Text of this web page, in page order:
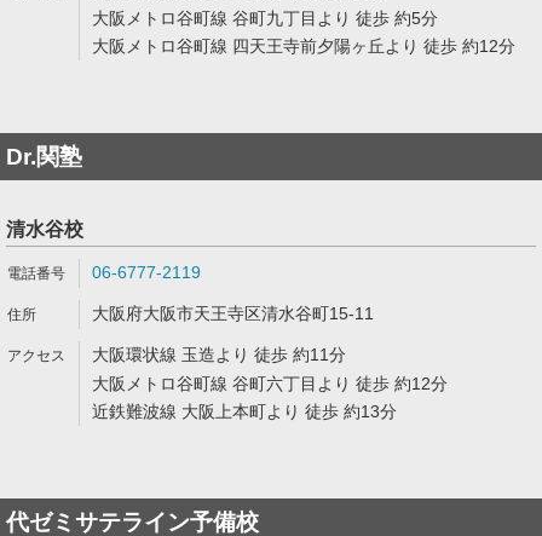
大阪メトロ谷町線 谷町九丁目より 徒歩 約5分
大阪メトロ谷町線 四天王寺前夕陽ヶ丘より 徒歩 約12分
Dr.関塾
清水谷校
06-6777-2119
大阪府大阪市天王寺区清水谷町15-11
大阪環状線 玉造より 徒歩 約11分
大阪メトロ谷町線 谷町六丁目より 徒歩 約12分
近鉄難波線 大阪上本町より 徒歩 約13分
代ゼミサテライン予備校